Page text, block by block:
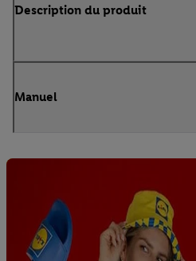
Description du produit
Manuel